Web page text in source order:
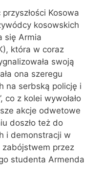
Kosowa
kosowskich
się Armia
która w coraz
swoją
ona szeregu
na serbską policję i
co z kolei wywołało
akcje odwetowe
doszło też do
i demonstracji w
przez
studenta Armenda